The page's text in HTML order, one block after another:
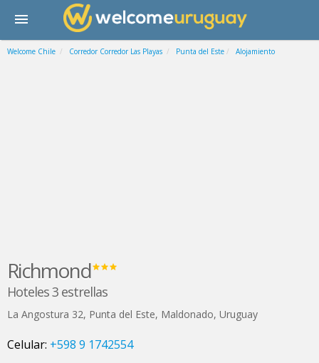
Welcome Chile Corredor Corredor Las Playas Punta del Este Alojamiento
Richmond
Hoteles 3 estrellas
La Angostura 32, Punta del Este, Maldonado, Uruguay
Celular: +598 9 1742554